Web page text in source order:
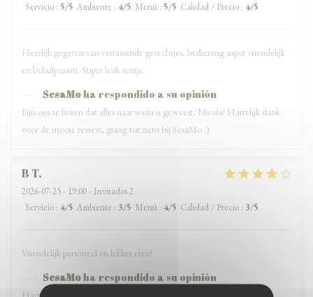
Servicio : 5/5 Ambiente : 4/5 Menú : 5/5 Calidad / Precio : 4/5
Heerlijk gegeten van verrassende gerechtjes, bediening super vriendelijk
en behulpzaam. Super leuk tentje.
SesaMoha respondido a su opinión
Fijn om te horen dat alles naar wens is geweest, Nicola! Hartelijk dank
voor de mooie review, graag tot ziens bij SesaMo :)
B T
2026-07-25- 19:00 - Invitados 2
Servicio : 4/5 Ambiente : 3/5 Menú : 4/5 Calidad / Precio : 3/5
Vriendelijk personeel en lekker eten!
SesaMo ha respondido a su opinión